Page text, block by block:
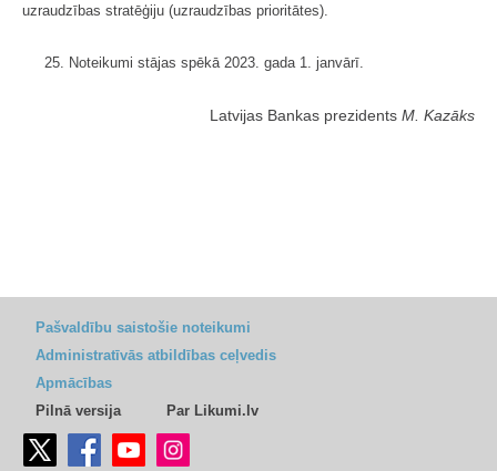
uzraudzības stratēģiju (uzraudzības prioritātes).
25. Noteikumi stājas spēkā 2023. gada 1. janvārī.
Latvijas Bankas prezidents M. Kazāks
Pašvaldību saistošie noteikumi
Administratīvās atbildības ceļvedis
Apmācības
Pilnā versija
Par Likumi.lv